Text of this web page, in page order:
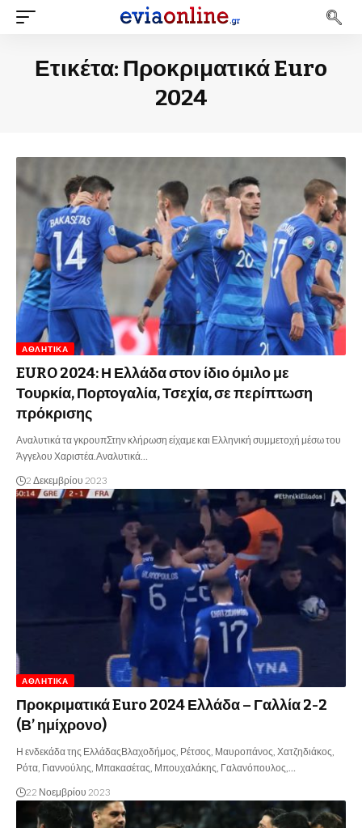
Ετικέτα: Προκριματικά Euro
2024
ΑΘΛΗΤΙΚΆ
EURO 2024: Η Ελλάδα στον ίδιο όμιλο με
Τουρκία, Πορτογαλία, Τσεχία, σε περίπτωση
πρόκρισης
Αναλυτικά τα γκρουπΣτην κλήρωση είχαμε και Ελληνική συμμετοχή μέσω του
Άγγελου Χαριστέα.Αναλυτικά…
2 Δεκεμβρίου 2023
ΑΘΛΗΤΙΚΆ
Προκριματικά Euro 2024 Ελλάδα – Γαλλία 2-2
(Β’ ημίχρονο)
Η ενδεκάδα της ΕλλάδαςΒλαχοδήμος, Ρέτσος, Μαυροπάνος, Χατζηδιάκος,
Ρότα, Γιαννούλης, Μπακασέτας, Μπουχαλάκης, Γαλανόπουλος,…
22 Νοεμβρίου 2023